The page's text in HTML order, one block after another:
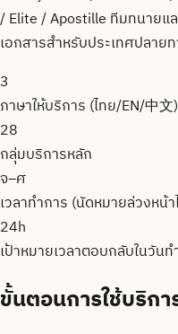
/ Elite / Apostille ทีมทนายแ
เอกสารสำหรับประเทศปลาย
3
ภาษาให้บริการ (ไทย/EN/中文)
28
กลุ่มบริการหลัก
จ–ศ
เวลาทำการ (นัดหมายล่วงหน้า
24h
เป้าหมายเวลาตอบกลับในวันท
ขั้นตอนการใช้บริกา